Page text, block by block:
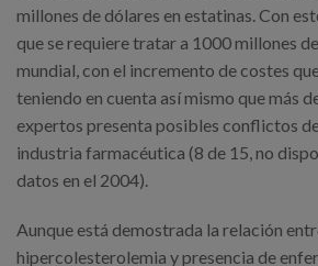
millones de dólares en estatinas. Con
que se requiere tratar a 1000 millones
mundial, con el incremento de costes
teniendo en cuenta así mismo que más
expertos presenta posibles conflictos
industria farmacéutica (8 de 15, no
datos en el 2004).
Aunque está demostrada la relación
hipercolesterolemia y presencia de